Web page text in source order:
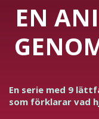
EN
En serie med 9
som förklarar vad